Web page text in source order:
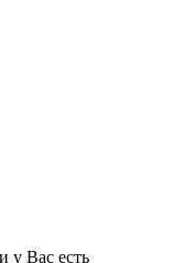
у Вас есть